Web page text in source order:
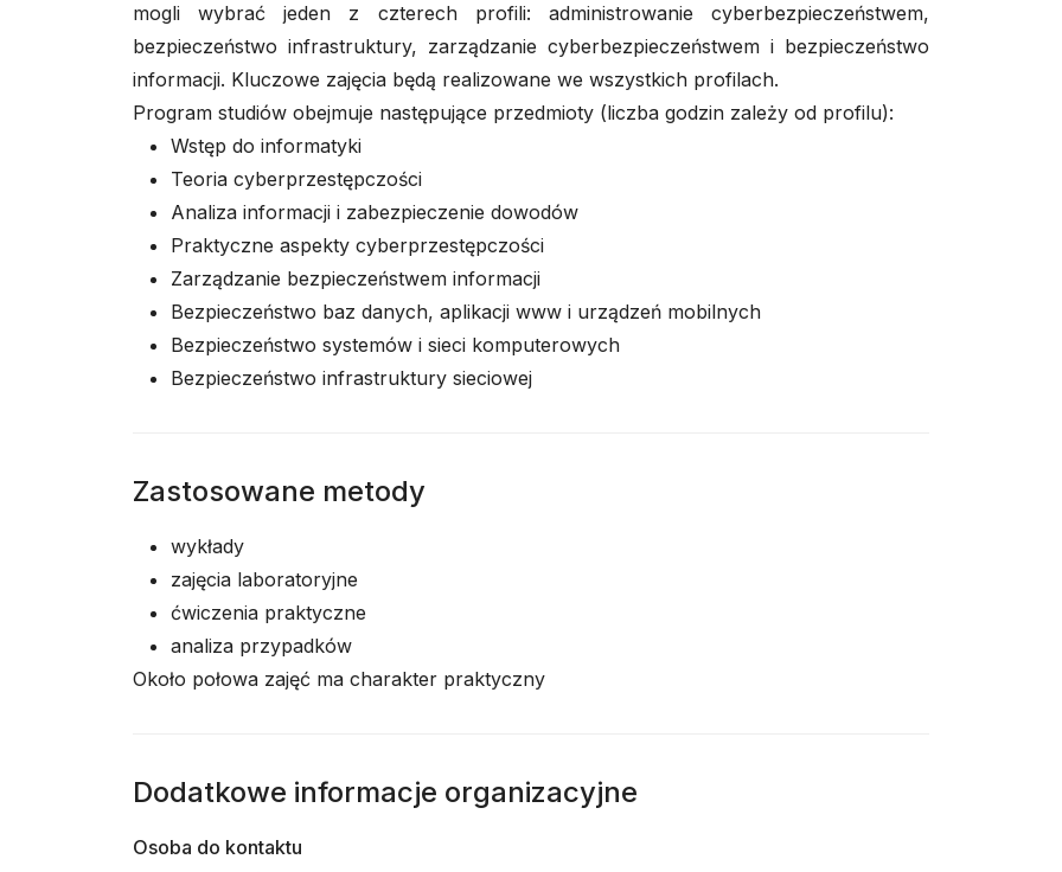
mogli wybrać jeden z czterech profili: administrowanie cyberbezpieczeństwem,
bezpieczeństwo infrastruktury, zarządzanie cyberbezpieczeństwem i bezpieczeństwo
informacji. Kluczowe zajęcia będą realizowane we wszystkich profilach.
Program studiów obejmuje następujące przedmioty (liczba godzin zależy od profilu):
Wstęp do informatyki
Teoria cyberprzestępczości
Analiza informacji i zabezpieczenie dowodów
Praktyczne aspekty cyberprzestępczości
Zarządzanie bezpieczeństwem informacji
Bezpieczeństwo baz danych, aplikacji www i urządzeń mobilnych
Bezpieczeństwo systemów i sieci komputerowych
Bezpieczeństwo infrastruktury sieciowej
Zastosowane metody
wykłady
zajęcia laboratoryjne
ćwiczenia praktyczne
analiza przypadków
Około połowa zajęć ma charakter praktyczny
Dodatkowe informacje organizacyjne
Osoba do kontaktu